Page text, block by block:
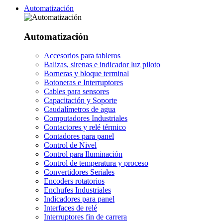
Automatización
Automatización
Accesorios para tableros
Balizas, sirenas e indicador luz piloto
Borneras y bloque terminal
Botoneras e Interruptores
Cables para sensores
Capacitación y Soporte
Caudalímetros de agua
Computadores Industriales
Contactores y relé térmico
Contadores para panel
Control de Nivel
Control para Iluminación
Control de temperatura y proceso
Convertidores Seriales
Encoders rotatorios
Enchufes Industriales
Indicadores para panel
Interfaces de relé
Interruptores fin de carrera